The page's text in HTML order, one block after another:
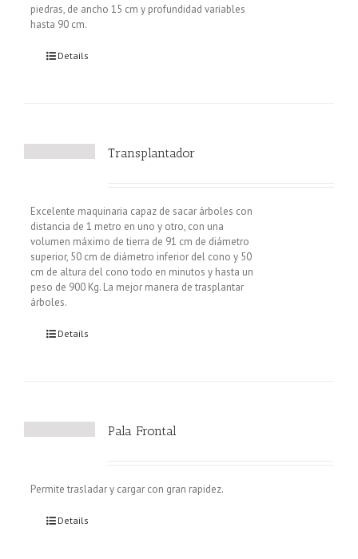
piedras, de ancho 15 cm y profundidad variables
hasta 90 cm.
Details
Transplantador
Excelente maquinaria capaz de sacar árboles con
distancia de 1 metro en uno y otro, con una
volumen máximo de tierra de 91 cm de diámetro
superior, 50 cm de diámetro inferior del cono y 50
cm de altura del cono todo en minutos y hasta un
peso de 900 Kg. La mejor manera de trasplantar
árboles.
Details
Pala Frontal
Permite trasladar y cargar con gran rapidez.
Details